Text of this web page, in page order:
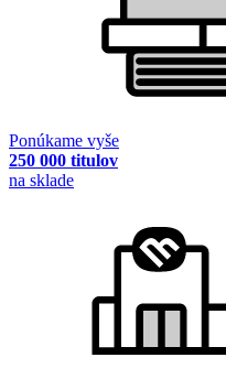
Ponúkame vyše
250 000 titulov
na sklade